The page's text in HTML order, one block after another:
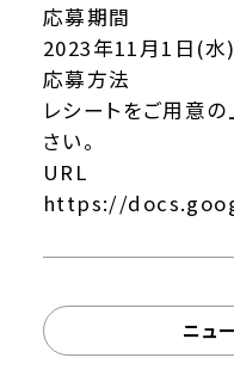
応募期間
2023年11月1日(
応募方法
レシートをご用意
さい。
URL
https://
ニュ